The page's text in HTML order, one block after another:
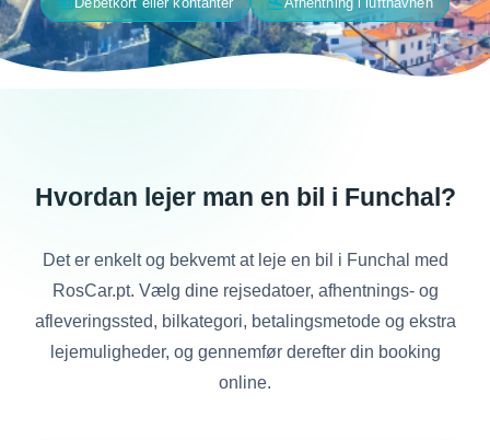
Hvordan lejer man en bil i Funchal?
Det er enkelt og bekvemt at leje en bil i Funchal med
RosCar.pt. Vælg dine rejsedatoer, afhentnings- og
afleveringssted, bilkategori, betalingsmetode og ekstra
lejemuligheder, og gennemfør derefter din booking
online.